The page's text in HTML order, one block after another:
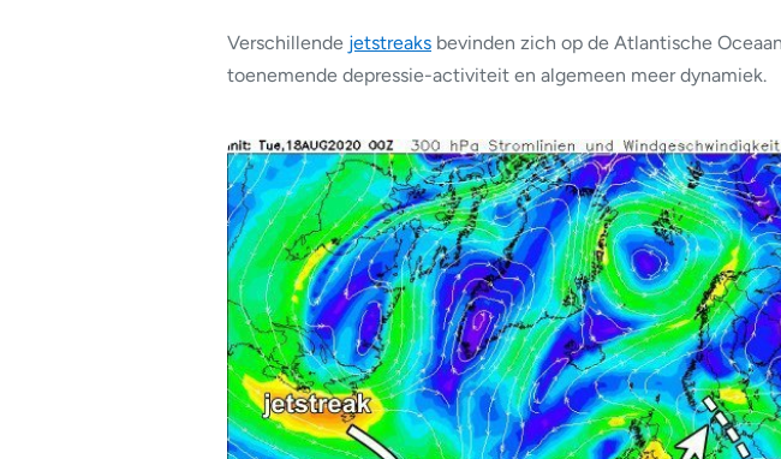
Verschillende jetstreaks bevinden zich op de Atlantische
toenemende depressie-activiteit en algemeen meer dynamiek.